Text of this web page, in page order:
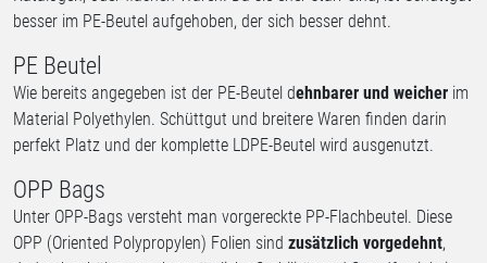
besser im PE-Beutel aufgehoben, der sich besser dehnt.
PE Beutel
Wie bereits angegeben ist der PE-Beutel dehnbarer und weicher im
Material Polyethylen. Schüttgut und breitere Waren finden darin
perfekt Platz und der komplette LDPE-Beutel wird ausgenutzt.
OPP Bags
Unter OPP-Bags versteht man vorgereckte PP-Flachbeutel. Diese
OPP (Oriented Polypropylen) Folien sind zusätzlich vorgedehnt,